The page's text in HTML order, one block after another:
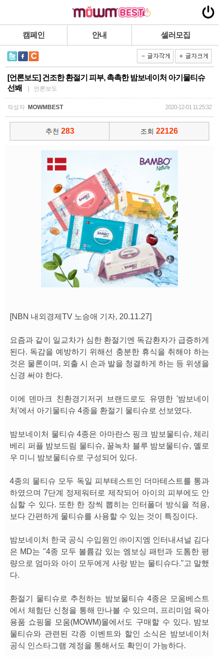
캠페인 안내 셀러모집
[언론보도] 건조한 환절기 피부, 촉촉한 밤보네이처 아기물티슈
선봬
| 언론보도
작성자 MOWMBEST 2020-12-01 11:25:32
추천 283 조회 22126
[NBN 내외경제TV 노승애 기자, 20.11.27]
요즘과 같이 일교차가 심한 환절기엔 독감환자가 급증하게
된다. 독감을 예방하기 위해선 충분한 휴식을 취해야 하는
것은 물론이며, 외출 시 손과 발을 청결하게 하는 등 위생을
신경 써야 한다.
이에 덴마크 친환경기저귀 브랜드로도 유명한 '밤보네이
처'에서 아기물티슈 4종을 환절기 물티슈로 선보였다.
밤보네이처 물티슈 4종은 아마란스 핑크 밤보물티슈, 체리
베리 퍼플 밤보드림 물티슈, 꿀녹차 블루 밤보물티슈, 옐로
우 미니 밤보물티슈로 구성되어 있다.
4종의 물티슈 모두 독일 피부테스트인 더마테스트를 통과
하였으며 7단계 정제워터로 제작되어 아이의 피부에도 안
심할 수 있다. 또한 한 장씩 뽑히는 인터폴더 방식을 적용,
보다 간편하게 물티슈를 사용할 수 있는 것이 특징이다.
밤보네이처 한국 공식 수입원인 ㈜이지엠 인터내셔널 김다
은 MD는 "4종 모두 볼륨감 있는 엠보싱 패턴과 도톰한 평
량으로 엄마와 아이 모두에게 사랑 받는 물티슈다."고 말했
다.
환절기 물티슈로 추천하는 밤보물티슈 4종은 모움베스트
에서 체험단 신청을 통해 만나볼 수 있으며, 프리미엄 육아
용품 쇼핑몰 모움(MOWM)몰에서도 구매할 수 있다. 밤보
물티슈와 관련된 각종 이벤트와 할인 소식은 밤보네이처
공식 인스타그램 계정을 통해서도 확인이 가능하다.